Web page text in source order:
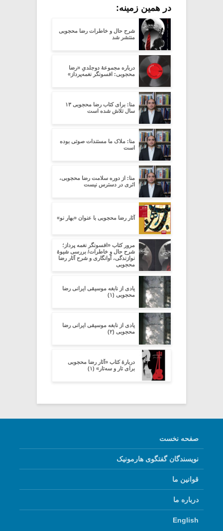
در همین زمینه:
شرح حال و خاطرات رضا محجوبی
منتشر شد
درباره مجموعۀ دوجلدیِ «رضا
محجوبی: افسونگر نغمه‌پرداز»
منا: برای کتاب رضا محجوبی ۱۳
سال تلاش شده است
منا: ملاک ما مستندات صوتی بوده
است
منا: از دوره سلامت رضا محجوبی،
اثری در دسترس نیست
آثار رضا محجوبی با عنوان «بهارِ نو»
مرور کتاب «افسونگر نغمه پرداز؛
شرح حال و خاطرات/ بررسی شیوۀ
نوازندگی، آوانگاری و شرح آثار رضا
محجوبی
یادی از نابغه موسیقی ایرانی رضا
محجوبی (۱)
یادی از نابغه موسیقی ایرانی رضا
محجوبی (۲)
دربارۀ کتاب «آثار رضا محجوبی
برای تار و سه‌تار» (۱)
صفحه نخست
نویسندگان گفتگوی هارمونیک
قوانین ما
درباره ما
English